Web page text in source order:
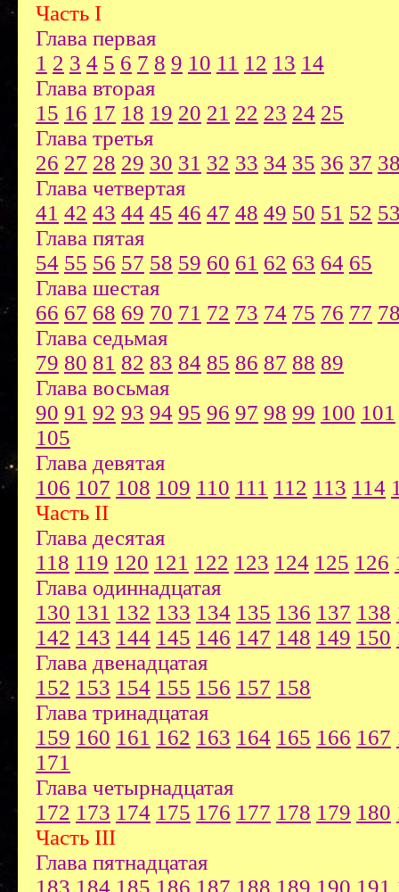
Часть I
Глава первая
1 2 3 4 5 6 7 8 9 10 11 12 13 14
Глава вторая
15 16 17 18 19 20 21 22 23 24 25
Глава третья
26 27 28 29 30 31 32 33 34 35 36 37
Глава четвертая
41 42 43 44 45 46 47 48 49 50 51 52
Глава пятая
54 55 56 57 58 59 60 61 62 63 64 65
Глава шестая
66 67 68 69 70 71 72 73 74 75 76 77
Глава седьмая
79 80 81 82 83 84 85 86 87 88 89
Глава восьмая
90 91 92 93 94 95 96 97 98 99 100 101
105
Глава девятая
106 107 108 109 110 111 112 113 114
Часть II
Глава десятая
118 119 120 121 122 123 124 125 126
Глава одиннадцатая
130 131 132 133 134 135 136 137 138
142 143 144 145 146 147 148 149 150
Глава двенадцатая
152 153 154 155 156 157 158
Глава тринадцатая
159 160 161 162 163 164 165 166 167
171
Глава четырнадцатая
172 173 174 175 176 177 178 179 180
Часть III
Глава пятнадцатая
183 184 185 186 187 188 189 190 191